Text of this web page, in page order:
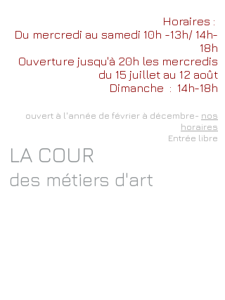
Horaires :
Du mercredi au samedi 10h -13h/ 14h-
18h
Ouverture jusqu'à 20h les mercredis
du 15 juillet au 12 août
Dimanche : 14h-18h
ouvert à l'année de février à décembre- nos
horaires
Entrée libre
LA COUR
des métiers d'art